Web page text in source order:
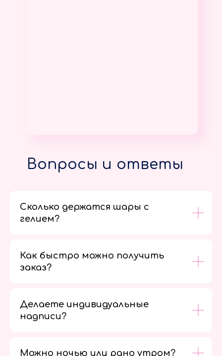
Вопросы и ответы
Сколько держатся шары с
гелием?
Как быстро можно получить
заказ?
Делаете индивидуальные
надписи?
Можно ночью или рано утром?